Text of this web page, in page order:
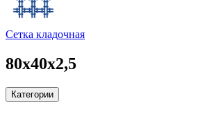
Сетка кладочная
80х40х2,5
Категории